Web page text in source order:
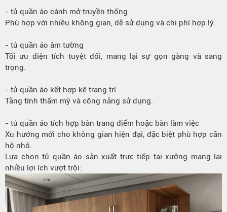
- tủ quần áo cánh mở truyền thống
Phù hợp với nhiều không gian, dễ sử dụng và chi phí hợp lý.
- tủ quần áo âm tường
Tối ưu diện tích tuyệt đối, mang lại sự gọn gàng và sang
trọng.
- tủ quần áo kết hợp kệ trang trí
Tăng tính thẩm mỹ và công năng sử dụng.
- tủ quần áo tích hợp bàn trang điểm hoặc bàn làm việc
Xu hướng mới cho không gian hiện đại, đặc biệt phù hợp căn
hộ nhỏ.
Lựa chọn tủ quần áo sản xuất trực tiếp tại xưởng mang lại
nhiều lợi ích vượt trội: